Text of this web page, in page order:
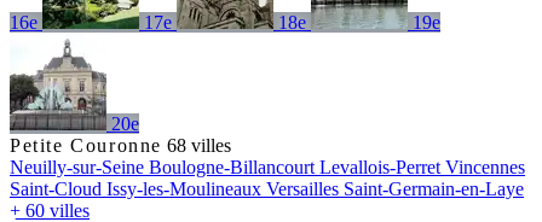
16e 17e 18e 19e
20e
Petite Couronne 68 villes
Neuilly-sur-Seine Boulogne-Billancourt Levallois-Perret Vincennes
Saint-Cloud Issy-les-Moulineaux Versailles Saint-Germain-en-Laye
+ 60 villes